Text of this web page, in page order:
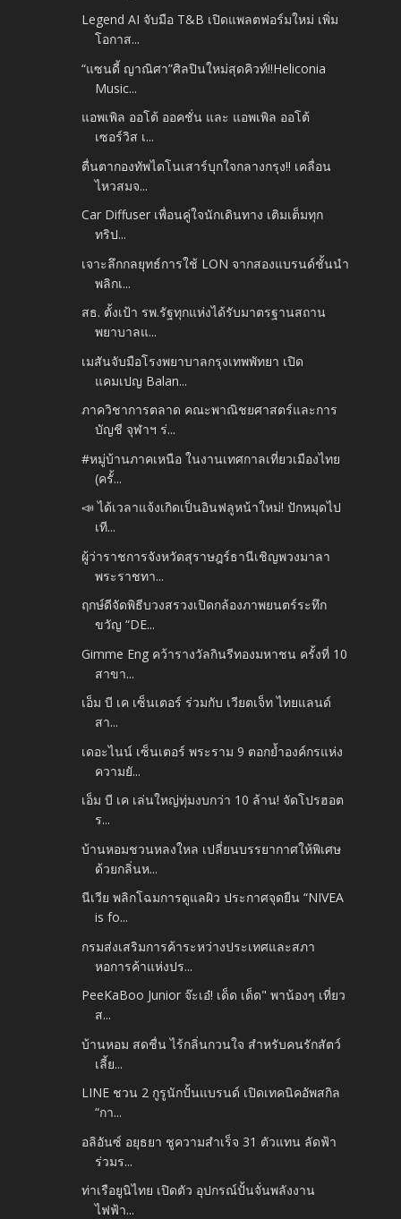
Legend AI จับมือ T&B เปิดแพลตฟอร์มใหม่ เพิ่ม
โอกาส...
“แซนดี้ ญาณิศา”ศิลปินใหม่สุดคิวท์!!Heliconia
Music...
แอพเพิล ออโต้ ออคชั่น และ แอพเพิล ออโต้
เซอร์วิส เ...
ตื่นตากองทัพไดโนเสาร์บุกใจกลางกรุง!! เคลื่อน
ไหวสมจ...
Car Diffuser เพื่อนคู่ใจนักเดินทาง เติมเต็มทุก
ทริป...
เจาะลึกกลยุทธ์การใช้ LON จากสองแบรนด์ชั้นนำ
พลิกเ...
สธ. ตั้งเป้า รพ.รัฐทุกแห่งได้รับมาตรฐานสถาน
พยาบาลแ...
เมสันจับมือโรงพยาบาลกรุงเทพพัทยา เปิด
แคมเปญ Balan...
ภาควิชาการตลาด คณะพาณิชยศาสตร์และการ
บัญชี จุฬาฯ ร่...
#หมู่บ้านภาคเหนือ ในงานเทศกาลเที่ยวเมืองไทย
(ครั้...
📣 ได้เวลาแจ้งเกิดเป็นอินฟลูหน้าใหม่! ปักหมุดไป
เที...
ผู้ว่าราชการจังหวัดสุราษฎร์ธานีเชิญพวงมาลา
พระราชทา...
ฤกษ์ดีจัดพิธีบวงสรวงเปิดกล้องภาพยนตร์ระทึก
ขวัญ “DE...
Gimme Eng คว้ารางวัลกินรีทองมหาชน ครั้งที่ 10
สาขา...
เอ็ม บี เค เซ็นเตอร์ ร่วมกับ เวียตเจ็ท ไทยแลนด์
สา...
เดอะไนน์ เซ็นเตอร์ พระราม 9 ตอกย้ำองค์กรแห่ง
ความยั...
เอ็ม บี เค เล่นใหญ่ทุ่มงบกว่า 10 ล้าน! จัดโปรฮอต
ร...
บ้านหอมชวนหลงใหล เปลี่ยนบรรยากาศให้พิเศษ
ด้วยกลิ่นห...
นีเวีย พลิกโฉมการดูแลผิว ประกาศจุดยืน “NIVEA
is fo...
กรมส่งเสริมการค้าระหว่างประเทศและสภา
หอการค้าแห่งปร...
PeeKaBoo Junior จ๊ะเอ๋! เด็ด เด็ด" พาน้องๆ เที่ยว
ส...
บ้านหอม สดชื่น ไร้กลิ่นกวนใจ สำหรับคนรักสัตว์
เลี้ย...
LINE ชวน 2 กูรูนักปั้นแบรนด์ เปิดเทคนิคอัพสกิล
“กา...
อลิอันซ์ อยุธยา ชูความสำเร็จ 31 ตัวแทน ลัดฟ้า
ร่วมร...
ท่าเรือยูนิไทย เปิดตัว อุปกรณ์ปั้นจั่นพลังงาน
ไฟฟ้า...